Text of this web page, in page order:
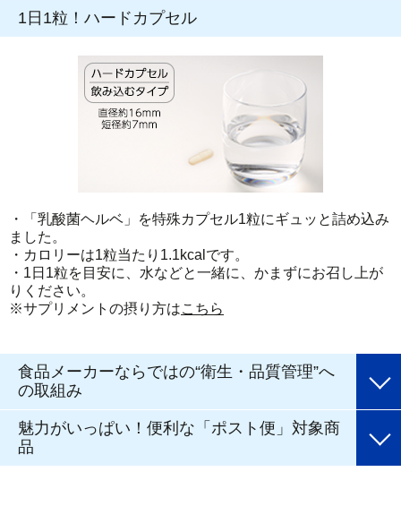
1日1粒！ハードカプセル
・「乳酸菌ヘルベ」を特殊カプセル1粒にギュッと詰め込み
ました。
・カロリーは1粒当たり1.1kcalです。
・1日1粒を目安に、水などと一緒に、かまずにお召し上が
りください。
※サプリメントの摂り方はこちら
食品メーカーならではの“衛生・品質管理”へ
の取組み
魅力がいっぱい！便利な「ポスト便」対象商
品